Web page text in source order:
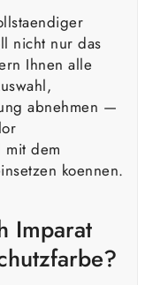
nicht nur das
Ihnen alle
abnehmen —
mit dem
koennen.
Imparat